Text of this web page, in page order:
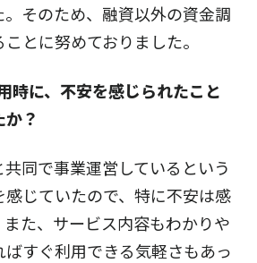
。そのため、融資以外の資金調
とに努めておりました。
時に、不安を感じられたこと
？
同で事業運営しているという
感じていたので、特に不安は感
また、サービス内容もわかりや
すぐ利用できる気軽さもあっ